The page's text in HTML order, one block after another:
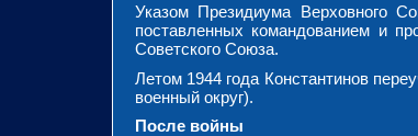
Указом Президиума Верховного
поставленных командованием и
Советского Союза.
Летом 1944 года Константинов
военный округ).
После войны